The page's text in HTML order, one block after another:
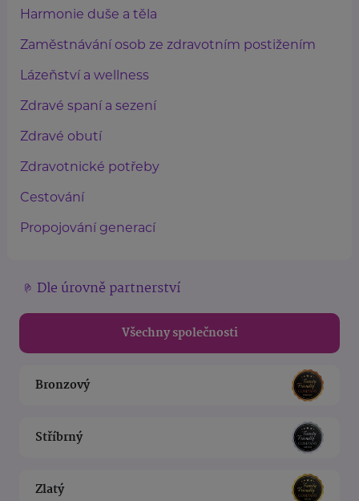
Harmonie duše a těla
Zaměstnávání osob ze zdravotním postižením
Lázeňství a wellness
Zdravé spaní a sezení
Zdravé obutí
Zdravotnické potřeby
Cestování
Propojování generací
Dle úrovně partnerství
Všechny společnosti
Bronzový
Stříbrný
Zlatý